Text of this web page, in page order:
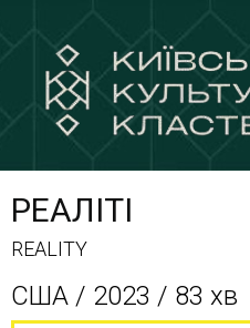
РЕАЛІТІ
REALITY
США / 2023 / 83 хв